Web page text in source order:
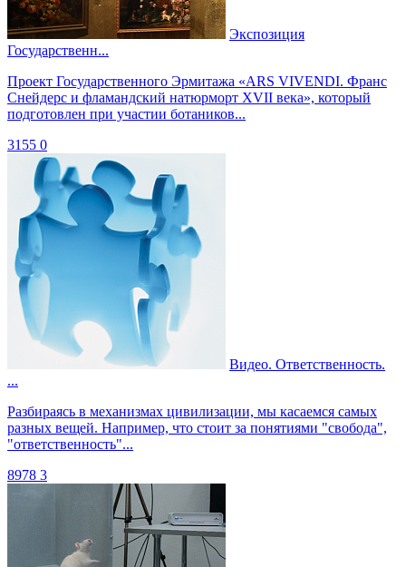
Экспозиция
Государственн...
Проект Государственного Эрмитажа «ARS VIVENDI. Франс
Снейдерс и фламандский натюрморт XVII века», который
подготовлен при участии ботаников...
3155 0
Видео. Ответственность.
...
Разбираясь в механизмах цивилизации, мы касаемся самых
разных вещей. Например, что стоит за понятиями "свобода",
"ответственность"...
8978 3